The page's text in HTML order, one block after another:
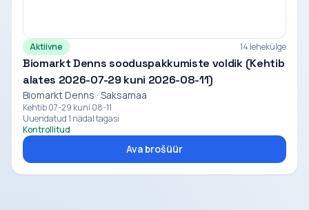
Aktiivne 14 lehekülge
Biomarkt Denns sooduspakkumiste voldik (Kehtib
alates 2026-07-29 kuni 2026-08-11)
Biomarkt Denns · Saksamaa
Kehtib 07-29 kuni 08-11
Uuendatud 1 nädal tagasi
Kontrollitud
Ava brošüür